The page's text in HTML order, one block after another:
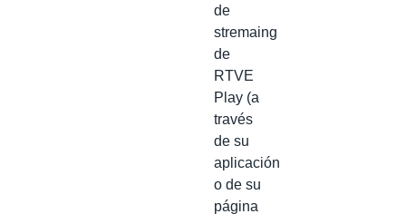
de
stremaing
de
RTVE
Play (a
través
de su
aplicación
o de su
página